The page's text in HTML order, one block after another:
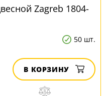
Zagreb 1804-
50 шт.
В КОРЗИНУ